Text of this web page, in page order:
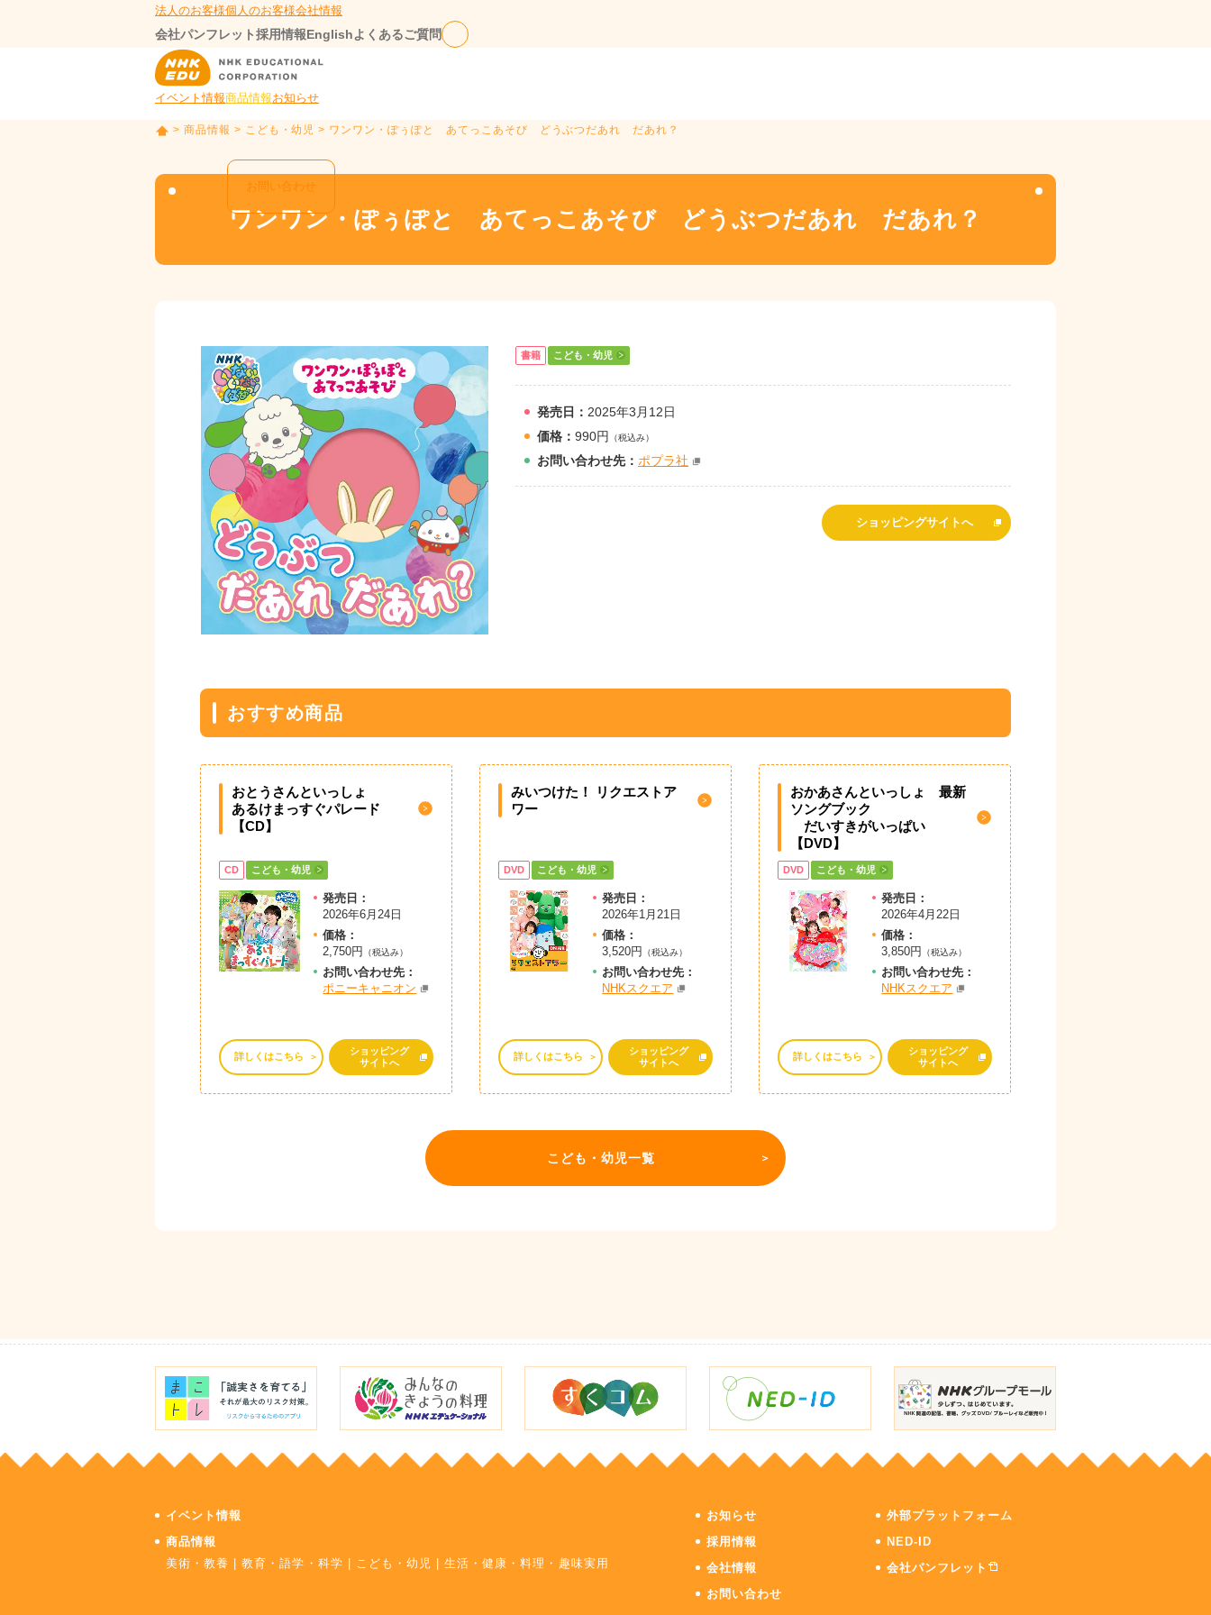
法人のお客様個人のお客様会社情報
会社パンフレット採用情報Englishよくあるご質問
イベント情報商品情報お知らせ
お問い合わせ
P
> 商品情報 > こども・幼児 > ワンワン・ぽぅぽと あてっこあそび どうぶつだあれ だあれ？
ワンワン・ぽぅぽと あてっこあそび どうぶつだあれ だあれ？
書籍 こども・幼児
発売日： 2025年3月12日
価格： 990円 （税込み）
お問い合わせ先： ポプラ社
ショッピングサイトへ
おすすめ商品
おとうさんといっしょ
あるけまっすぐパレード
【CD】
CD こども・幼児
発売日：
2026年6月24日
価格：
2,750円
（税込み）
お問い合わせ先：
ポニーキャニオン
詳しくはこちら
ショッピング
サイトへ
みいつけた！ リクエストア
ワー
DVD こども・幼児
発売日：
2026年1月21日
価格：
3,520円
（税込み）
お問い合わせ先：
NHKスクエア
詳しくはこちら
ショッピング
サイトへ
おかあさんといっしょ 最新
ソングブック
だいすきがいっぱい
【DVD】
DVD こども・幼児
発売日：
2026年4月22日
価格：
3,850円
（税込み）
お問い合わせ先：
NHKスクエア
詳しくはこちら
ショッピング
サイトへ
こども・幼児一覧
イベント情報
商品情報
美術・教養
|教育・語学・科学 こども・幼児 |生活・健康・料理・趣味実用
お知らせ
採用情報
会社情報
お問い合わせ
外部プラットフォーム
NED-ID
会社パンフレット